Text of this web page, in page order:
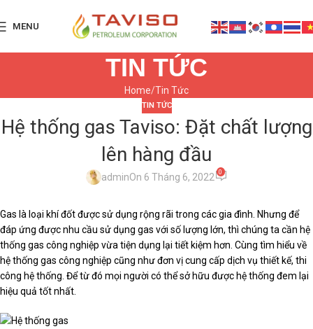
MENU
TIN TỨC
Home Tin Tức
TIN TỨC
Hệ thống gas Taviso: Đặt chất lượng
lên hàng đầu
adminOn 6 Tháng 6, 2022 0
Gas là loại khí đốt được sử dụng rộng rãi trong các gia đình. Nhưng để
đáp ứng được nhu cầu sử dụng gas với số lượng lớn, thì chúng ta cần hệ
thống gas công nghiệp vừa tiện dụng lại tiết kiệm hơn. Cùng tìm hiểu về
hệ thống gas công nghiệp cũng như đơn vị cung cấp dịch vụ thiết kế, thi
công hệ thống. Để từ đó mọi người có thể sở hữu được hệ thống đem lại
hiệu quả tốt nhất.